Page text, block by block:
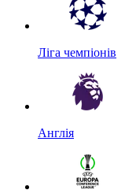
Ліга чемпіонів
Англія